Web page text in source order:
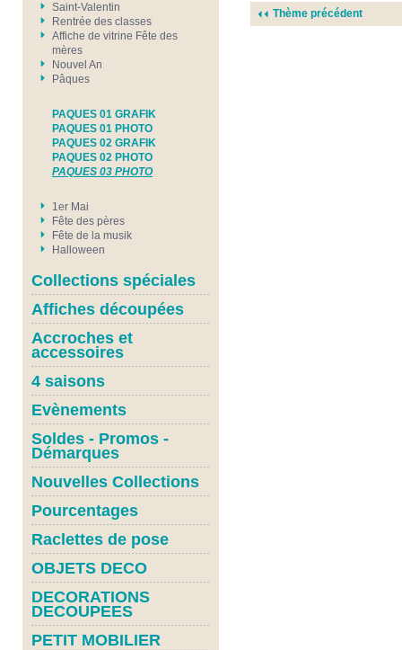
Saint-Valentin
Rentrée des classes
Affiche de vitrine Fête des
mères
Nouvel An
Pâques
PAQUES 01 GRAFIK
PAQUES 01 PHOTO
PAQUES 02 GRAFIK
PAQUES 02 PHOTO
PAQUES 03 PHOTO
1er Mai
Fête des pères
Fête de la musik
Halloween
Collections spéciales
Affiches découpées
Accroches et
accessoires
4 saisons
Evènements
Soldes - Promos -
Démarques
Nouvelles Collections
Pourcentages
Raclettes de pose
OBJETS DECO
DECORATIONS
DECOUPEES
PETIT MOBILIER
Thème précédent